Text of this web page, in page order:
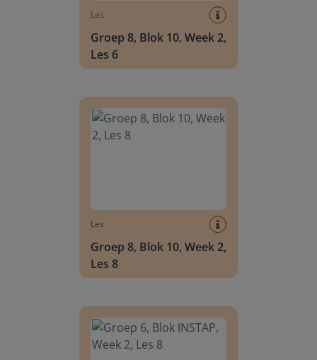
Les
Groep 8, Blok 10, Week 2,
Les 6
Les
Groep 8, Blok 10, Week 2,
Les 8